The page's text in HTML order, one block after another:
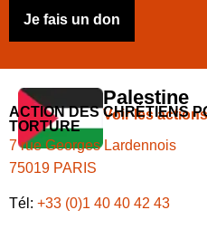
Voir les actions
Palestine
Voir les actions
Je fais un don
ACTION DES CHRÉTIENS
TORTURE
7 rue Georges Lardennois
75019 PARIS
Tél: +33 (0)1 40 40 42 43